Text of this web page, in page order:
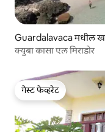
Guardalavaca मधील
क्युबा कासा एल मिराडोर
गेस्ट फेव्हरेट
गेस्ट फेव्हरेट